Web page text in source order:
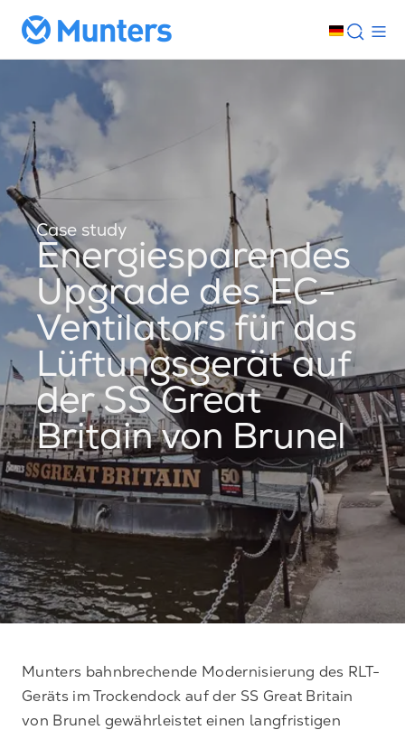
Case study
Energiesparendes
Upgrade des EC-
Ventilators für das
Lüftungsgerät auf
der SS Great
Britain von Brunel
Munters bahnbrechende Modernisierung des RLT-
Geräts im Trockendock auf der SS Great Britain
von Brunel gewährleistet einen langfristigen